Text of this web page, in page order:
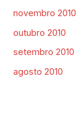
novembro 2010
outubro 2010
setembro 2010
agosto 2010